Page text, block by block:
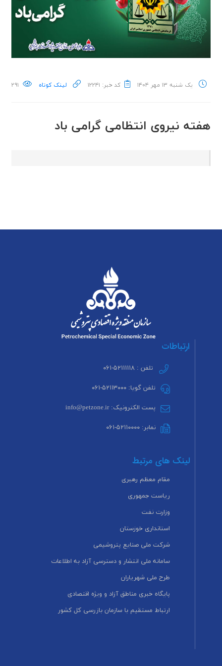
یک شنبه ۱۳ مهر ۱۴۰۴ کد خبر: ۱۲۲۴۱ لینک کوتاه ۲۹۱
هفته نیروی انتظامی گرامی باد
ارتباطات
تلفن : ۵۲۱۱۱۱۱۸-۰۶۱
تلفن گویا: ۵۲۱۱۳۰۰۰-۰۶۱
پست الکترونیک: info@petzone.ir
نمابر: ۵۲۱۱۰۰۰۰-۰۶۱
لینک های مرتبط
مقام معظم رهبری
ریاست جمهوری
وزارت نفت
استانداری خوزستان
شرکت ملی صنایع پتروشیمی
سامانه ملی انتشار و دسترسی آزاد به اطلاعات
طرح ملی شهریاران
پایگاه خبری مناطق آزاد و ویژه اقتصادی
ارتباط مستقیم با سازمان بازرسی کل کشور